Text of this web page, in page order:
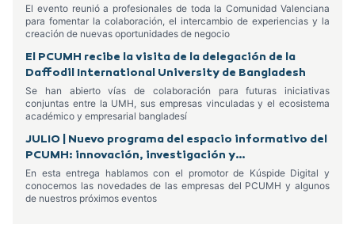
celebrado en Alcoy
El evento reunió a profesionales de toda la Comunidad Valenciana
para fomentar la colaboración, el intercambio de experiencias y la
creación de nuevas oportunidades de negocio
El PCUMH recibe la visita de la delegación de la
Daffodil International University de Bangladesh
Se han abierto vías de colaboración para futuras iniciativas
conjuntas entre la UMH, sus empresas vinculadas y el ecosistema
académico y empresarial bangladesí
JULIO | Nuevo programa del espacio informativo del
PCUMH: innovación, investigación y
emprendimiento
En esta entrega hablamos con el promotor de Kúspide Digital y
conocemos las novedades de las empresas del PCUMH y algunos
de nuestros próximos eventos